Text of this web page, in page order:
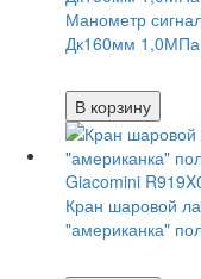
Манометр
Дк160мм
В корзину
Кран шаровой
"американка"